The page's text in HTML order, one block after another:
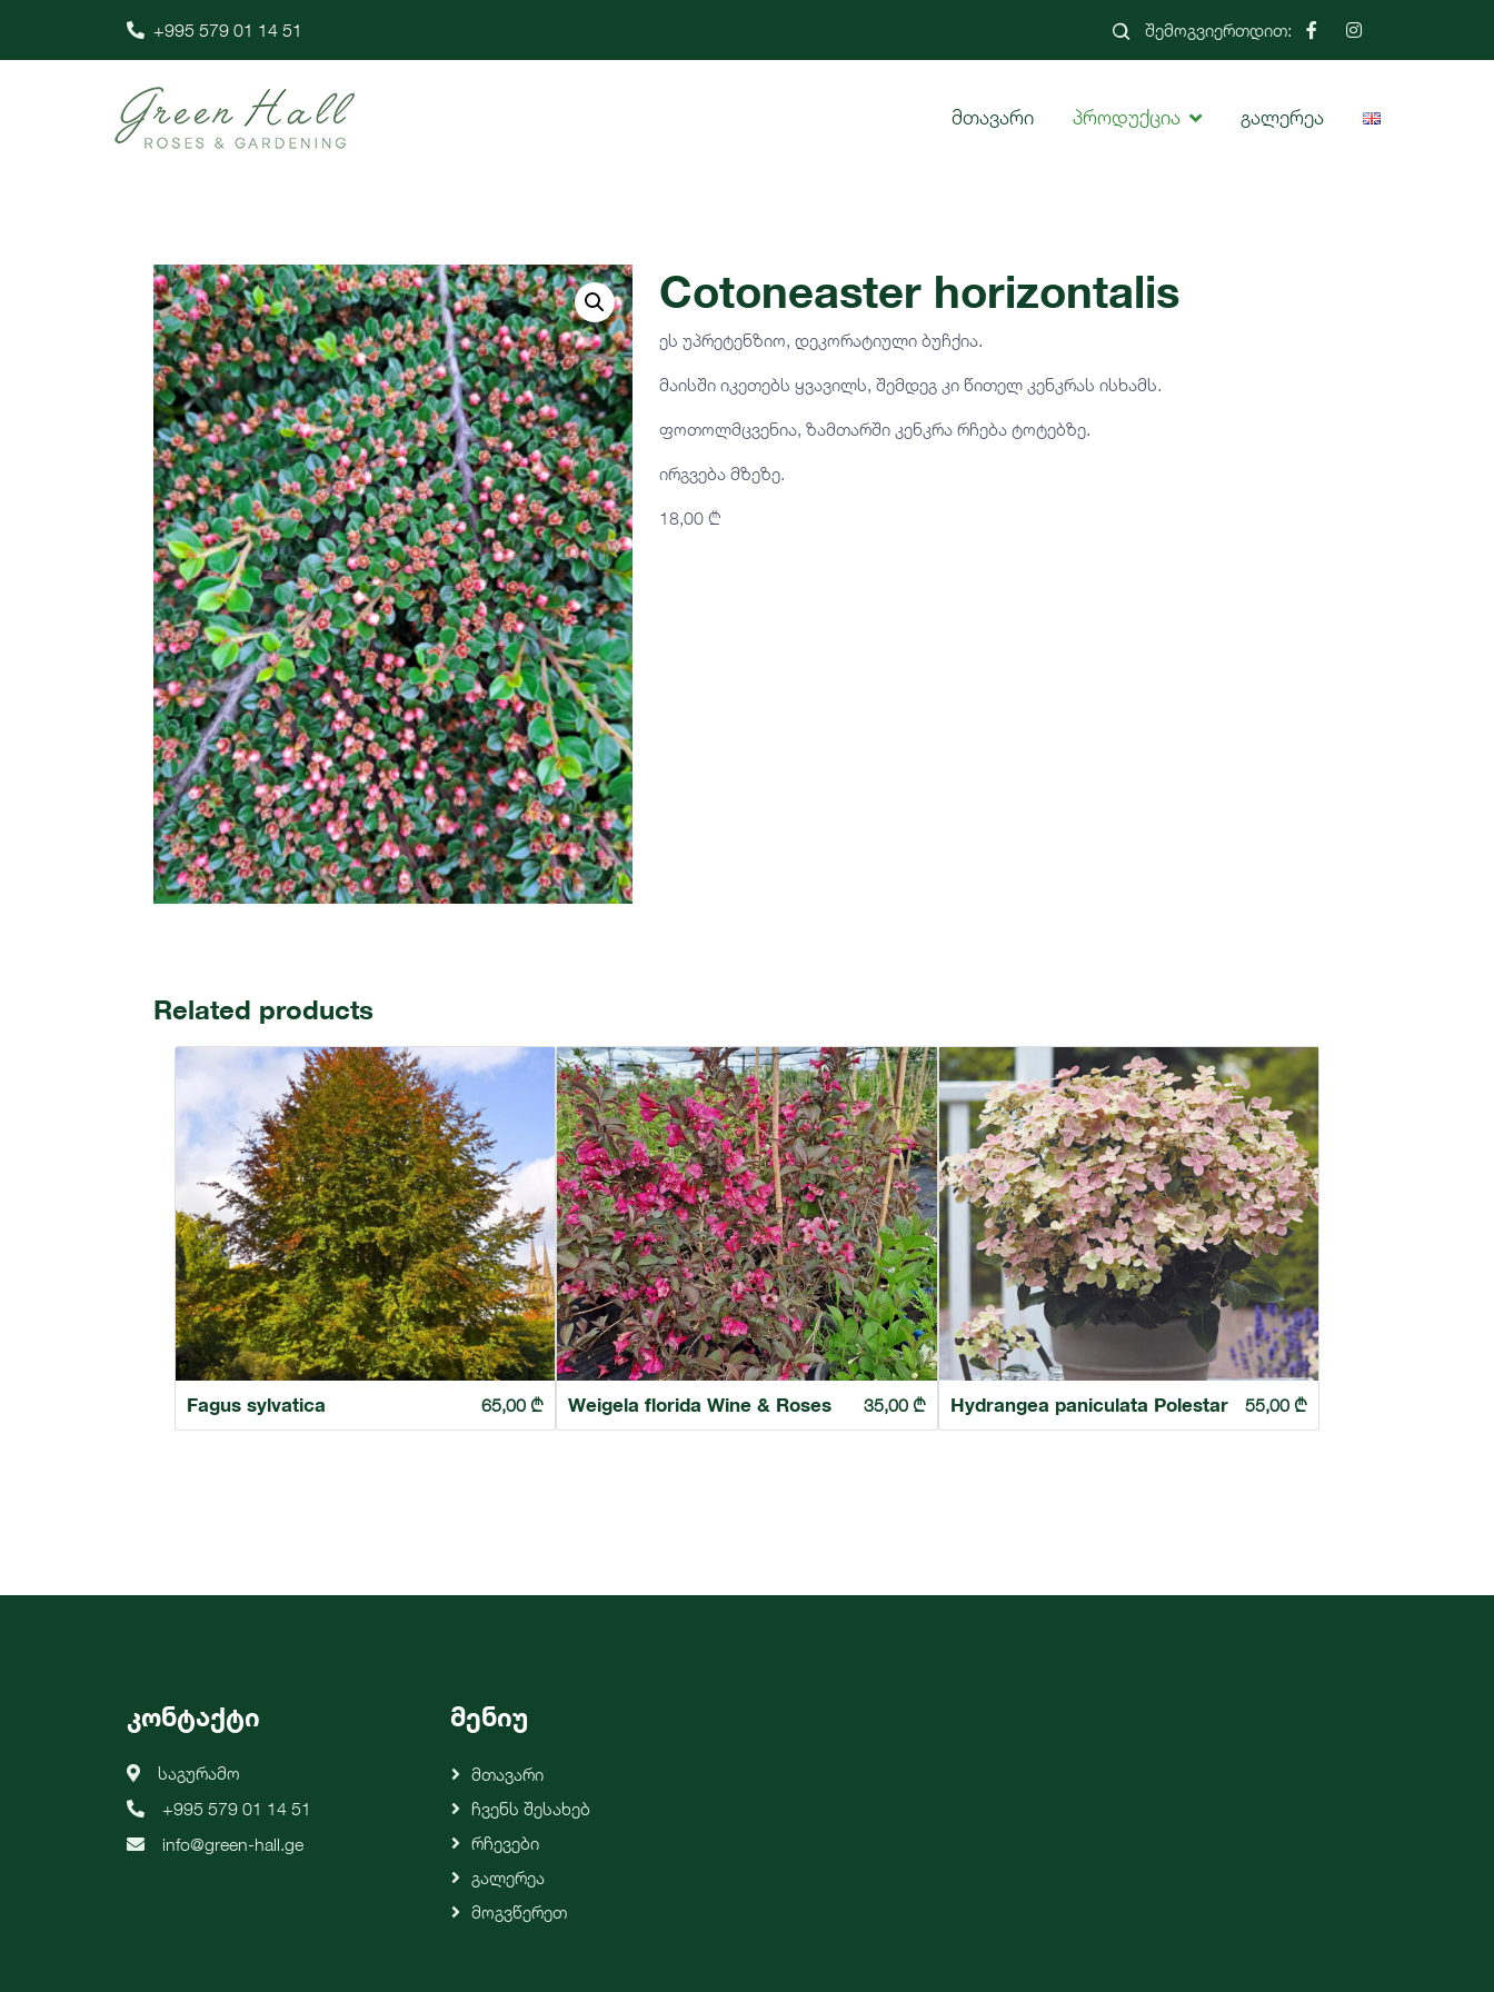
+995 579 01 14 51 შემოგვიერთდით:
მთავარი პროდუქცია გალერეა
Cotoneaster horizontalis
ეს უპრეტენზიო, დეკორატიული ბუჩქია.
მაისში იკეთებს ყვავილს, შემდეგ კი წითელ კენკრას ისხამს.
ფოთოლმცვენია, ზამთარში კენკრა რჩება ტოტებზე.
ირგვება მზეზე.
18,00 ₾
Related products
Fagus sylvatica 65,00₾ Weigela florida Wine & Roses 35,00 ₾ Hydrangea paniculata Polestar 55,00₾
კონტაქტი
საგურამო
+995 579 01 14 51
info@green-hall.ge
მენიუ
Მთავარი
Ჩვენს Შესახებ
Რჩევები
Გალერეა
Მოგვწერეთ